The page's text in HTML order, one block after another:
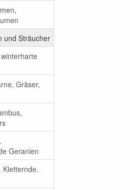
und Sträucher
Gräser,
Geranien
Kletternde.